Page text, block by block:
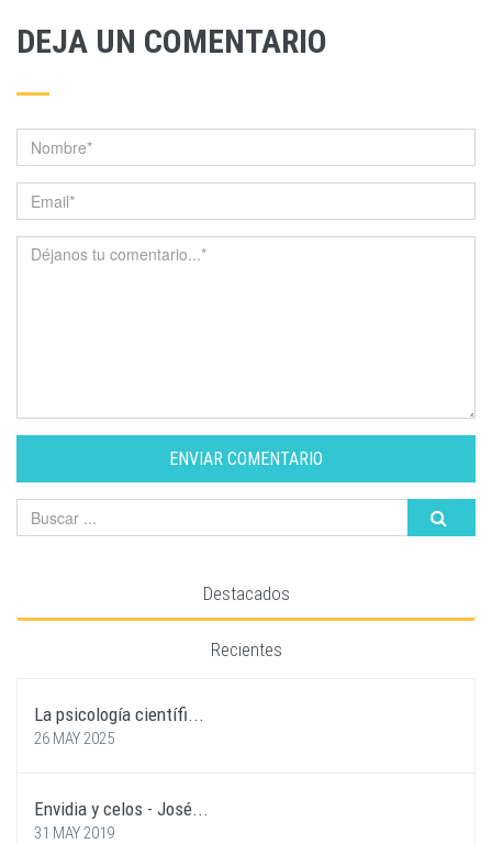
DEJA UN COMENTARIO
ENVIAR COMENTARIO
Destacados
Recientes
La psicología científi...
26 MAY 2025
Envidia y celos - José...
31 MAY 2019